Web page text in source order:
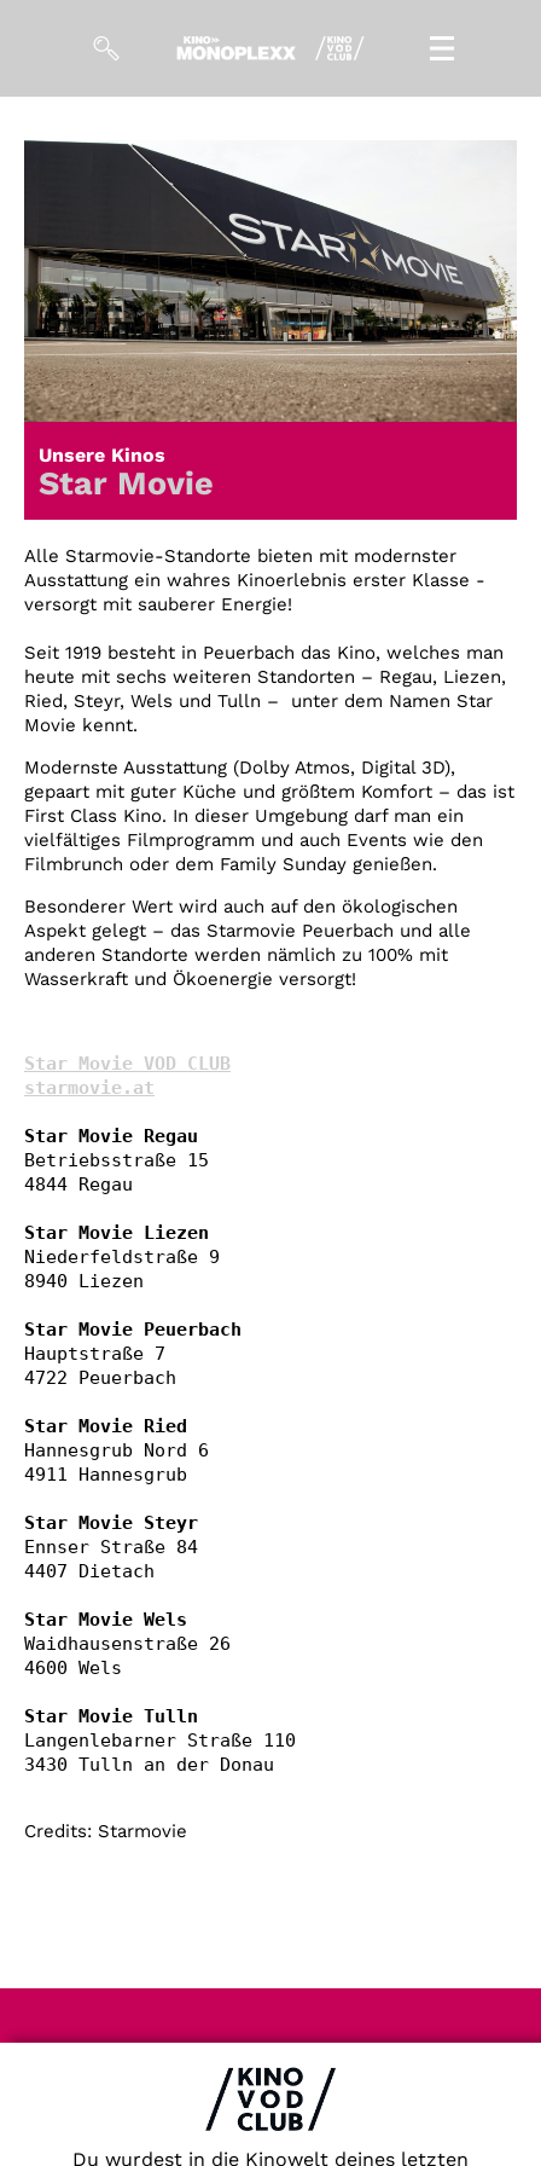
Du wurdest in die Kinowelt deines letzten
Filme
Magazin
Kuratierungen
Events
So geht’s
Filmpakete
Gutscheine
& Filmpässe
Account
Suche
Unsere Kinos
Star Movie
Alle Starmovie-Standorte bieten mit modernster
Ausstattung ein wahres Kinoerlebnis erster Klasse -
versorgt mit sauberer Energie!
Seit 1919 besteht in Peuerbach das Kino, welches man
heute mit sechs weiteren Standorten – Regau, Liezen,
Ried, Steyr, Wels und Tulln – unter dem Namen Star
Movie kennt.
Modernste Ausstattung (Dolby Atmos, Digital 3D),
gepaart mit guter Küche und größtem Komfort – das ist
First Class Kino. In dieser Umgebung darf man ein
vielfältiges Filmprogramm und auch Events wie den
Filmbrunch oder dem Family Sunday genießen.
Besonderer Wert wird auch auf den ökologischen
Aspekt gelegt – das Starmovie Peuerbach und alle
anderen Standorte werden nämlich zu 100% mit
Wasserkraft und Ökoenergie versorgt!
Star Movie VOD CLUB
starmovie.at
Star Movie Regau
Betriebsstraße 15
4844 Regau
Star Movie Liezen
Niederfeldstraße 9
8940 Liezen
Star Movie Peuerbach
Hauptstraße 7
4722 Peuerbach
Star Movie Ried
Hannesgrub Nord 6
4911 Hannesgrub
Star Movie Steyr
Ennser Straße 84
4407 Dietach
Star Movie Wels
Waidhausenstraße 26
4600 Wels
Star Movie Tulln
Langenlebarner Straße 110
Credits: Starmovie
AGB
Kontakt